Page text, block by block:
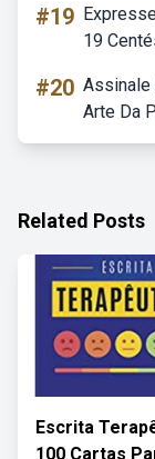
#19
19
#20 Assinale
Arte Da
Related Posts
Escrita
100 Cartas